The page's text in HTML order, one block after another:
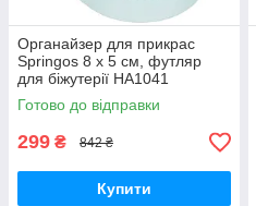
Органайзер для прикрас
Springos 8 x 5 см, футляр
для біжутерії HA1041
GoodPlace -worry-free-
shopping-
Готово до відправки
299 ₴ 842 ₴
Купити